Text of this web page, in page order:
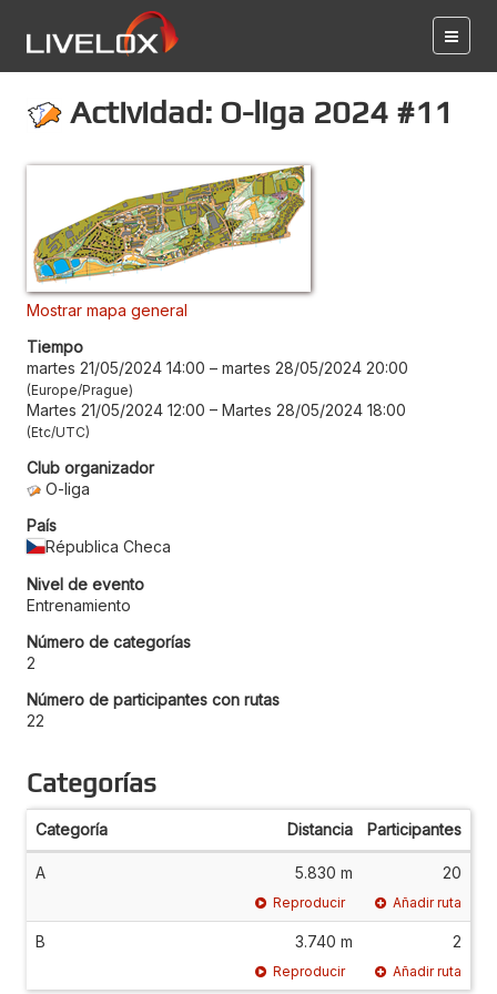
Actividad: O-liga 2024 #11
Mostrar mapa general
Tiempo
martes 21/05/2024 14:00 – martes 28/05/2024 20:00
Europe/Prague
Martes 21/05/2024 12:00 – Martes 28/05/2024 18:00
Etc/UTC
Club organizador
O-liga
País
Républica Checa
Nivel de evento
Entrenamiento
Número de categorías
2
Número de participantes con rutas
22
Categorías
Categoría Distancia Participantes
A 5.830 m 20
Reproducir Añadir ruta
B 3.740 m 2
Reproducir Añadir ruta